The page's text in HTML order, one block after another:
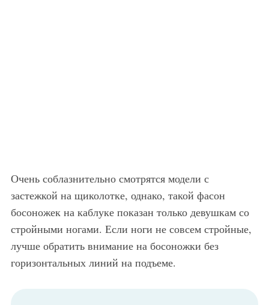
Очень соблазнительно смотрятся модели с
застежкой на щиколотке, однако, такой фасон
босоножек на каблуке показан только девушкам со
стройными ногами. Если ноги не совсем стройные,
лучше обратить внимание на босоножки без
горизонтальных линий на подъеме.